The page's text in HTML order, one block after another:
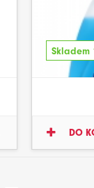
Skladem
DO